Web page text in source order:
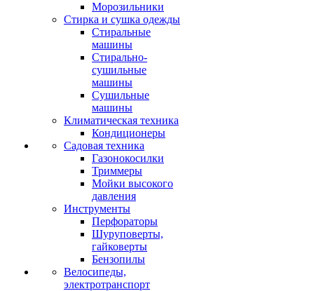
Морозильники
Стирка и сушка одежды
Стиральные
машины
Стирально-
сушильные
машины
Сушильные
машины
Климатическая техника
Кондиционеры
Садовая техника
Газонокосилки
Триммеры
Мойки высокого
давления
Инструменты
Перфораторы
Шуруповерты,
гайковерты
Бензопилы
Велосипеды,
электротранспорт